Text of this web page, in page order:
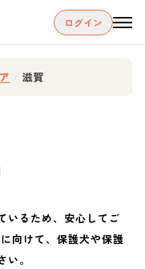
ログイン
滋賀
いるため、安心してご
向けて、保護犬や保護
。